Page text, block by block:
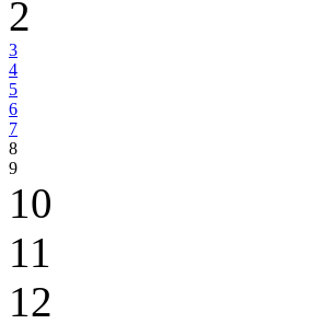
2
3
4
5
6
7
8
9
10
11
12